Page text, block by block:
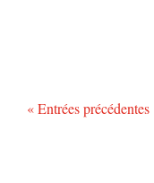
« Entrées précédentes